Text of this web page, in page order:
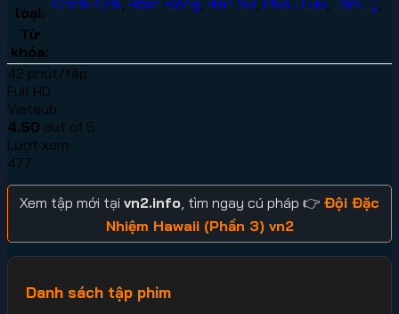
loại:
Từ
khóa:
42 phút/tập
Full HD
Vietsub
4.50 out of 5
Lượt xem:
477
Xem tập mới tại vn2.info , tìm ngay cú pháp 👉 Đội Đặc
Nhiệm Hawaii (Phần 3) vn2
Danh sách tập phim